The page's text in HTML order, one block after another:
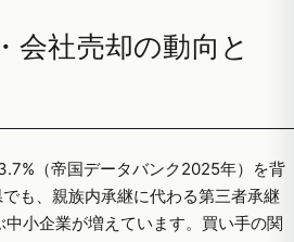
会社売却の動向と
（帝国データバンク2025年）を背
も、親族内承継に代わる第三者承継
中小企業が増えています。買い手の関